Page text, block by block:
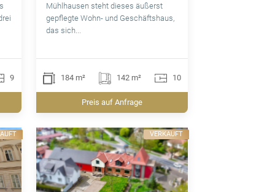
9
Mühlhausen steht dieses äußerst
gepflegte Wohn- und Geschäftshaus,
das sich...
184 m² 142 m² 10
Preis auf Anfrage
VERKAUFT